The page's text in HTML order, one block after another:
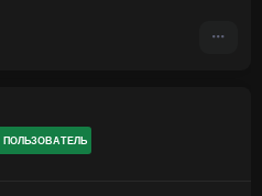
ПОЛЬЗОВАТЕЛЬ